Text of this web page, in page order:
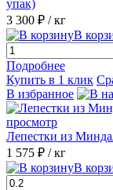
упак)
3 300 ₽ / кг
В
Подробнее
Купить в 1 клик
В избранное
просмотр
Лепестки из
1 575 ₽ / кг
В